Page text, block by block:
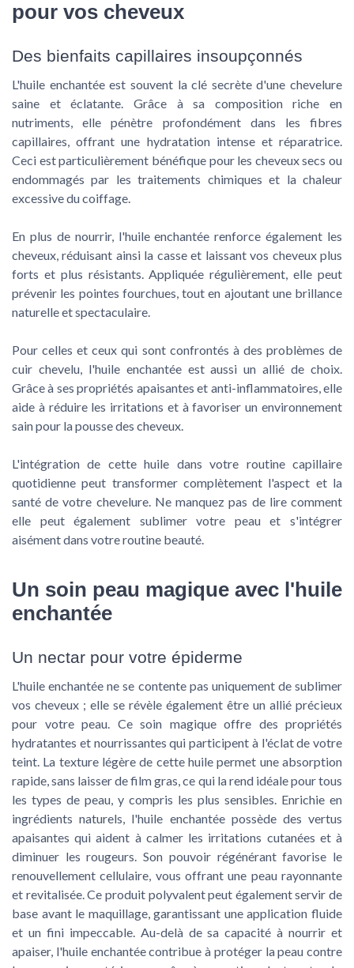
pour vos cheveux
Des bienfaits capillaires insoupçonnés
L'huile enchantée est souvent la clé secrète d'une chevelure
saine et éclatante. Grâce à sa composition riche en
nutriments, elle pénètre profondément dans les fibres
capillaires, offrant une hydratation intense et réparatrice.
Ceci est particulièrement bénéfique pour les cheveux secs ou
endommagés par les traitements chimiques et la chaleur
excessive du coiffage.
En plus de nourrir, l'huile enchantée renforce également les
cheveux, réduisant ainsi la casse et laissant vos cheveux plus
forts et plus résistants. Appliquée régulièrement, elle peut
prévenir les pointes fourchues, tout en ajoutant une brillance
naturelle et spectaculaire.
Pour celles et ceux qui sont confrontés à des problèmes de
cuir chevelu, l'huile enchantée est aussi un allié de choix.
Grâce à ses propriétés apaisantes et anti-inflammatoires, elle
aide à réduire les irritations et à favoriser un environnement
sain pour la pousse des cheveux.
L'intégration de cette huile dans votre routine capillaire
quotidienne peut transformer complètement l'aspect et la
santé de votre chevelure. Ne manquez pas de lire comment
elle peut également sublimer votre peau et s'intégrer
aisément dans votre routine beauté.
Un soin peau magique avec l'huile
enchantée
Un nectar pour votre épiderme
L'huile enchantée ne se contente pas uniquement de sublimer
vos cheveux ; elle se révèle également être un allié précieux
pour votre peau. Ce soin magique offre des propriétés
hydratantes et nourrissantes qui participent à l'éclat de votre
teint. La texture légère de cette huile permet une absorption
rapide, sans laisser de film gras, ce qui la rend idéale pour tous
les types de peau, y compris les plus sensibles. Enrichie en
ingrédients naturels, l'huile enchantée possède des vertus
apaisantes qui aident à calmer les irritations cutanées et à
diminuer les rougeurs. Son pouvoir régénérant favorise le
renouvellement cellulaire, vous offrant une peau rayonnante
et revitalisée. Ce produit polyvalent peut également servir de
base avant le maquillage, garantissant une application fluide
et un fini impeccable. Au-delà de sa capacité à nourrir et
apaiser, l'huile enchantée contribue à protéger la peau contre